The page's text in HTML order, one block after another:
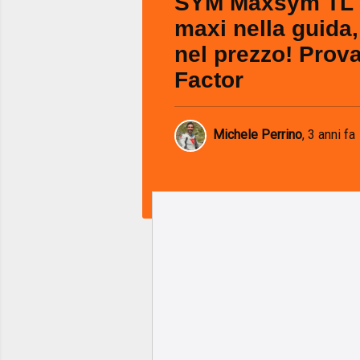
maxi nella
nel prezzo!
Factor
Michele Perrino, 3 anni fa